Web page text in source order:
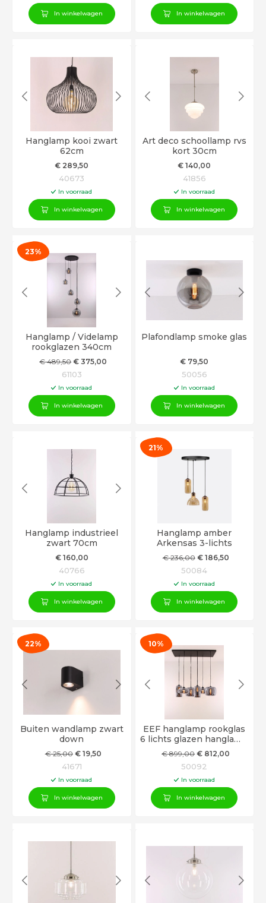
In winkelwagen In winkelwagen
Hanglamp kooi zwart
62cm
€ 289,50
40673
In voorraad
In winkelwagen
Art deco schoollamp rvs
kort 30cm
€ 140,00
41856
In voorraad
In winkelwagen
23%
Hanglamp / Videlamp
rookglazen 340cm
€489,50 € 375,00
61103
In voorraad
In winkelwagen
Plafondlamp smoke glas
€ 79,50
50056
In voorraad
In winkelwagen
Hanglamp industrieel
zwart 70cm
€160,00
40766
In voorraad
In winkelwagen
21%
Hanglamp amber
Arkensas 3-lichts
€236,00 €186,50
50084
In voorraad
In winkelwagen
22%
Buiten wandlamp zwart
down
€25,00 €19,50
41671
In voorraad
In winkelwagen
10%
EEF hanglamp rookglas
6 lichts glazen hanglamp
100cm
€899,00 € 812,00
50092
In voorraad
In winkelwagen